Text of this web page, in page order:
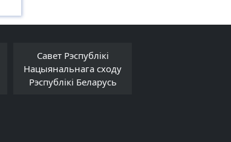
Савет Рэспублікі
Нацыянальнага сходу
Рэспублікі Беларусь